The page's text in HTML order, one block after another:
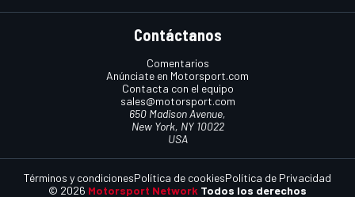
Contáctanos
Comentarios
Anúnciate en Motorsport.com
Contacta con el equipo
sales@motorsport.com
650 Madison Avenue,
New York, NY 10022
USA
© 2026 Motorsport Network Todos los derechos
Términos y condicionesPolítica de cookiesPolítica de Privacidad